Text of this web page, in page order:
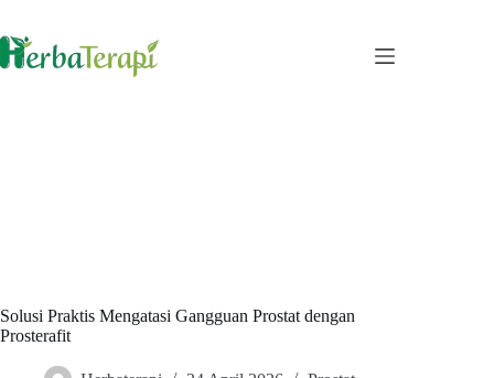
content
Solusi Praktis Mengatasi Gangguan Prostat dengan
Prosterafit